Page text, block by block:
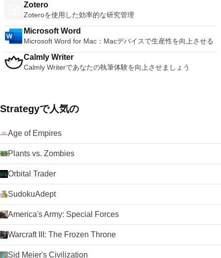
Zotero
Zoteroを使用した効率的な研究管理
Microsoft Word
Microsoft Word for Mac：Macデバイスで生産性を向上させる
Calmly Writer
Calmly Writerであなたの執筆体験を向上させましょう
Strategyで人気の
Age of Empires
Plants vs. Zombies
Orbital Trader
SudokuAdept
America's Army: Special Forces
Warcraft III: The Frozen Throne
Sid Meier's Civilization